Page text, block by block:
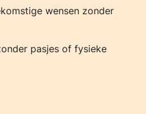
wensen zonder
pasjes of fysieke